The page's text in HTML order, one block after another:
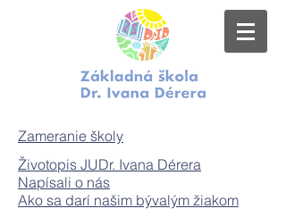
Zameranie školy
Životopis JUDr. Ivana Dérera
Napísali o nás
Ako sa darí našim bývalým žiakom